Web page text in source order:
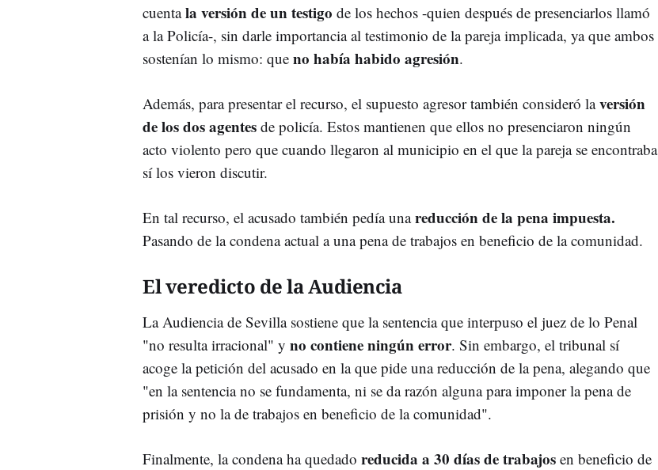
cuentala versión de un testigo de los hechos -quien después de presenciarlos llamó
a la Policía-, sin darle importancia al testimonio de la pareja implicada, ya que ambos
sostenían lo mismo: que no había habido agresión.
Además, para presentar el recurso, el supuesto agresor también consideró laversión
de los dos agentes de policía. Estos mantienen que ellos no presenciaron ningún
acto violento pero que cuando llegaron al municipio en el que la pareja se encontraba
sí los vieron discutir.
En tal recurso, el acusado también pedía unareducción de la pena impuesta.
Pasando de la condena actual a una pena de trabajos en beneficio de la comunidad.
El veredicto de la Audiencia
La Audiencia de Sevilla sostiene que la sentencia que interpuso el juez de lo Penal
"no resulta irracional" y no contiene ningún error. Sin embargo, el tribunal sí
acoge la petición del acusado en la que pide una reducción de la pena, alegando que
"en la sentencia no se fundamenta, ni se da razón alguna para imponer la pena de
prisión y no la de trabajos en beneficio de la comunidad".
Finalmente, la condena ha quedado reducida a 30 días de trabajos en beneficio de